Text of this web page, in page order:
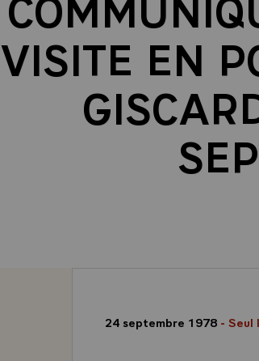
VISITE EN
24 septembre 1978 - Seul